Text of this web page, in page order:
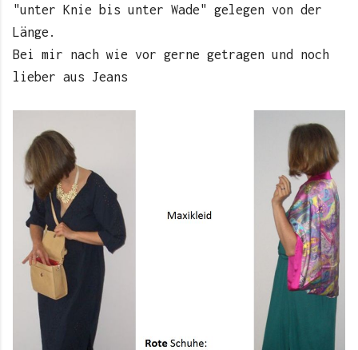
"unter Knie bis unter Wade" gelegen von der
Länge.
Bei mir nach wie vor gerne getragen und noch
lieber aus Jeans